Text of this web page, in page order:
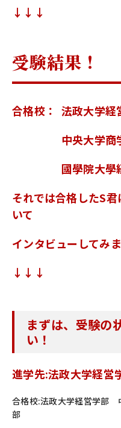
↓↓↓
受験結果！
合格校：
法政大学
中央大学商
國學院大學経
それでは合格したS
いて
インタビューしてみ
↓↓↓
まずは、受験の
い！
進学先:法政大学経営
合格校:法政大学経営学部
部